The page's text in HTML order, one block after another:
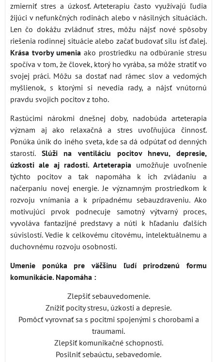
zmierniť stres a úzkosť. Arteterapiu často využívajú ľudia
žijúci v nefunkčných rodinách alebo v násilných situáciách.
Len čo dokážu zvládnuť stres, môžu nájsť nové spôsoby
riešenia rodinnej situácie alebo začať budovať silu ísť ďalej.
Krása tvorby umenia ako prostriedku na odbúranie stresu
spočíva v tom, že človek, ktorý ho vyrába, sa môže stratiť vo
svojej práci. Môžu sa dostať nad rámec slov a vedomých
myšlienok, s ktorými si nevedia rady, a nájsť vnútornú
pravdu svojich pocitov z toho.
Rastúcimi nárokmi dnešnej doby, nadobúda arteterapia
význam aj ako relaxačná a stres uvoľňujúca činnosť.
Ponúka únik do iného sveta, kde sa dá odpútať od denných
starostí. Slúži na ventiláciu pocitov hnevu, depresie,
úzkosti ale aj radosti. Arteterapia umožňuje uvoľnenie
týchto pocitov a tak napomáha k ich zvládaniu a
načerpaniu novej energie. Je významným prostriedkom k
rozvoju vnímania a k prípadnému sebauzdraveniu. Ako
motivujúci prvok podnecuje samotný výtvarný proces,
vyvoláva fantazijné predstavy a núti k hľadaniu ďalších
súvislostí. Vedie k celkovému citovému, intelektuálnemu a
duchovnému rozvoju osobnosti.
Umenie ponúka pre väčšinu ľudí prirodzenú formu
komunikácie. Napomáha :
Zlepšiť sebauvedomenie.
Znížiť pocity stresu, úzkosti a depresie.
Pomôcť vyrovnať sa s pocitmi spojenými s chorobami a
traumami.
Zlepšiť komunikačné schopnosti.
Posilniť sebaúctu, sebavedomie.